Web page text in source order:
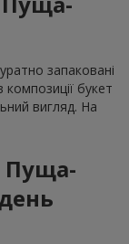
запаковані
букет
вигляд. На
Пуща-